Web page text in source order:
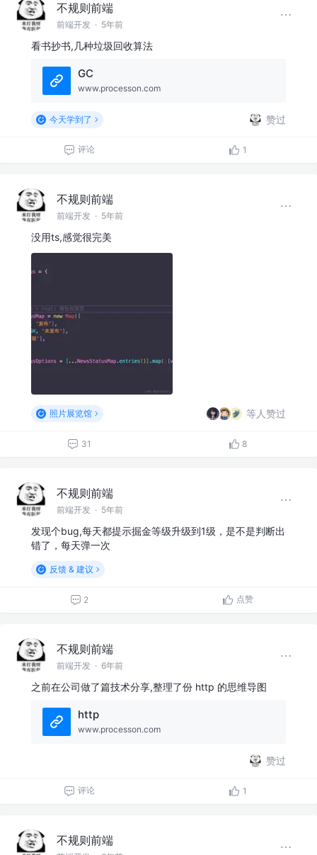
不规则前端
前端开发 · 5年前
看书抄书,几种垃圾回收算法
GC
www.processon.com
今天学到了 赞过
评论 1
不规则前端
前端开发 · 5年前
没用ts,感觉很完美
照片展览馆 等人赞过
31 8
不规则前端
前端开发 · 5年前
发现个bug,每天都提示掘金等级升级到1级，是不是判断出
错了，每天弹一次
反馈 & 建议
2 点赞
不规则前端
前端开发 · 6年前
之前在公司做了篇技术分享,整理了份 http 的思维导图
http
www.processon.com
赞过
评论 1
不规则前端